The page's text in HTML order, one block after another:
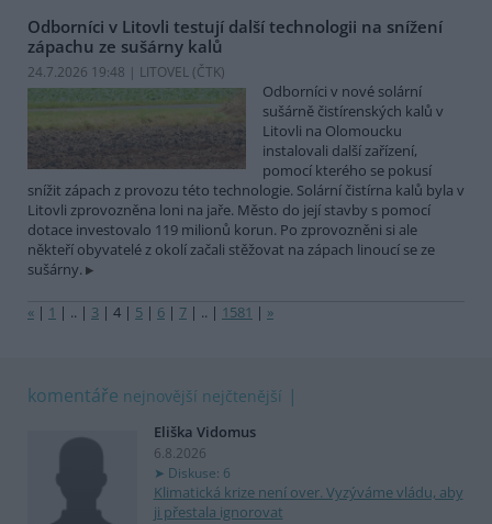
Odborníci v Litovli testují další technologii na snížení
zápachu ze sušárny kalů
24.7.2026 19:48 | LITOVEL (ČTK)
Odborníci v nové solární
sušárně čistírenských kalů v
Litovli na Olomoucku
instalovali další zařízení,
pomocí kterého se pokusí
snížit zápach z provozu této technologie. Solární čistírna kalů byla v
Litovli zprovozněna loni na jaře. Město do její stavby s pomocí
dotace investovalo 119 milionů korun. Po zprovozněni si ale
někteří obyvatelé z okolí začali stěžovat na zápach linoucí se ze
sušárny.
« | 1 | .. | 3 | 4 | 5 | 6 | 7 | .. | 1581 | »
komentáře nejnovější nejčtenější
Eliška Vidomus
6.8.2026
Diskuse: 6
Klimatická krize není over. Vyzýváme vládu, aby
ji přestala ignorovat